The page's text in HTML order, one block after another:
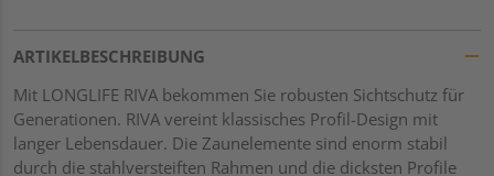
ARTIKELBESCHREIBUNG
Mit LONGLIFE RIVA bekommen Sie robusten Sichtschutz für
Generationen. RIVA vereint klassisches Profil-Design mit
langer Lebensdauer. Die Zaunelemente sind enorm stabil
durch die stahlversteiften Rahmen und die dicksten Profile